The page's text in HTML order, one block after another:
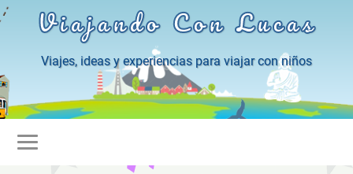
Viajando Con Lucas
Viajes, ideas y experiencias para viajar con niños